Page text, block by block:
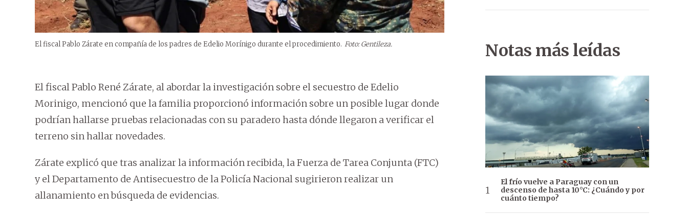
El fiscal Pablo Zárate en compañía de los padres de Edelio Morínigo durante el procedimiento. Foto: Gentileza.
El fiscal Pablo René Zárate, al abordar la investigación sobre el secuestro de Edelio
Morinigo, mencionó que la familia proporcionó información sobre un posible lugar donde
podrían hallarse pruebas relacionadas con su paradero hasta dónde llegaron a verificar el
terreno sin hallar novedades.
Zárate explicó que tras analizar la información recibida, la Fuerza de Tarea Conjunta (FTC)
y el Departamento de Antisecuestro de la Policía Nacional sugirieron realizar un
allanamiento en búsqueda de evidencias.
Notas más leídas
El frío vuelve a Paraguay con un
descenso de hasta 10°C: ¿Cuándo y por
cuánto tiempo?